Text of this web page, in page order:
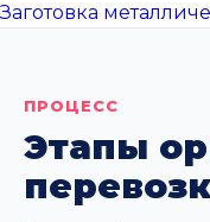
Заготовка
ПРОЦЕСС
Этапы